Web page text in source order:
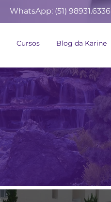
WhatsApp: (51) 98931.6336
Cursos Blog da Karine